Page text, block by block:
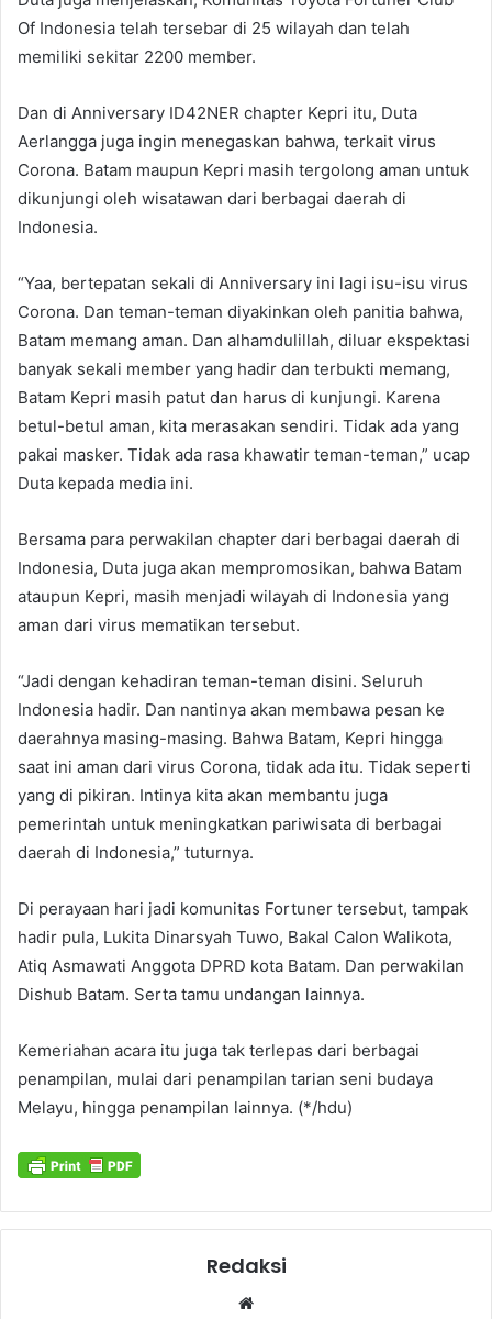
Of Indonesia telah tersebar di 25 wilayah dan telah
memiliki sekitar 2200 member.
Dan di Anniversary ID42NER chapter Kepri itu, Duta
Aerlangga juga ingin menegaskan bahwa, terkait virus
Corona. Batam maupun Kepri masih tergolong aman untuk
dikunjungi oleh wisatawan dari berbagai daerah di
Indonesia.
“Yaa, bertepatan sekali di Anniversary ini lagi isu-isu virus
Corona. Dan teman-teman diyakinkan oleh panitia bahwa,
Batam memang aman. Dan alhamdulillah, diluar ekspektasi
banyak sekali member yang hadir dan terbukti memang,
Batam Kepri masih patut dan harus di kunjungi. Karena
betul-betul aman, kita merasakan sendiri. Tidak ada yang
pakai masker. Tidak ada rasa khawatir teman-teman,” ucap
Duta kepada media ini.
Bersama para perwakilan chapter dari berbagai daerah di
Indonesia, Duta juga akan mempromosikan, bahwa Batam
ataupun Kepri, masih menjadi wilayah di Indonesia yang
aman dari virus mematikan tersebut.
“Jadi dengan kehadiran teman-teman disini. Seluruh
Indonesia hadir. Dan nantinya akan membawa pesan ke
daerahnya masing-masing. Bahwa Batam, Kepri hingga
saat ini aman dari virus Corona, tidak ada itu. Tidak seperti
yang di pikiran. Intinya kita akan membantu juga
pemerintah untuk meningkatkan pariwisata di berbagai
daerah di Indonesia,” tuturnya.
Di perayaan hari jadi komunitas Fortuner tersebut, tampak
hadir pula, Lukita Dinarsyah Tuwo, Bakal Calon Walikota,
Atiq Asmawati Anggota DPRD kota Batam. Dan perwakilan
Dishub Batam. Serta tamu undangan lainnya.
Kemeriahan acara itu juga tak terlepas dari berbagai
penampilan, mulai dari penampilan tarian seni budaya
Melayu, hingga penampilan lainnya. (*/hdu)
Redaksi